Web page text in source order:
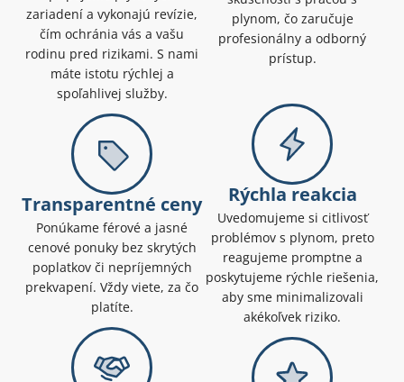
zariadení a vykonajú revízie,
čím ochránia vás a vašu
rodinu pred rizikami. S nami
máte istotu rýchlej a
spoľahlivej služby.
plynom, čo zaručuje
profesionálny a odborný
prístup.
Transparentné ceny
Ponúkame férové a jasné
cenové ponuky bez skrytých
poplatkov či nepríjemných
prekvapení. Vždy viete, za čo
platíte.
Rýchla reakcia
Uvedomujeme si citlivosť
problémov s plynom, preto
reagujeme promptne a
poskytujeme rýchle riešenia,
aby sme minimalizovali
akékoľvek riziko.